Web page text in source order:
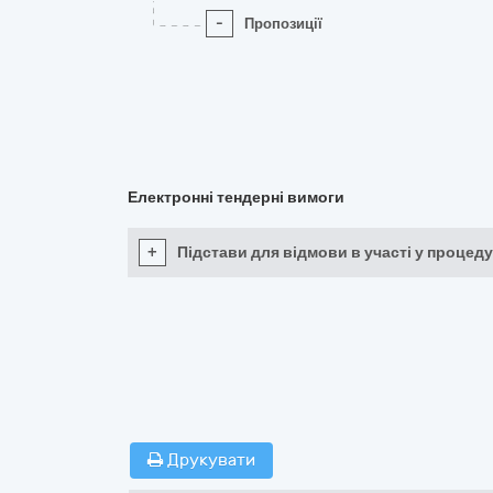
- Пропозиції
Електронні тендерні вимоги
+ Підстави для відмови в участі у
Друкувати